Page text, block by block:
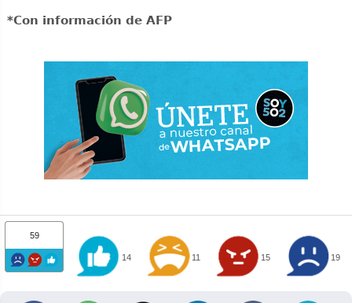
*Con información de AFP
59
14 11 15 19